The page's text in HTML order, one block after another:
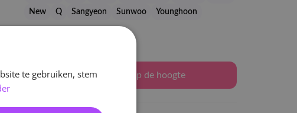
New
Q Sangyeon Sunwoo Younghoon
Houd mij op de hoogte
te gebruiken, stem